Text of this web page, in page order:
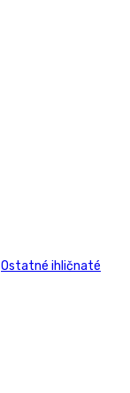
Ostatné ihličnaté